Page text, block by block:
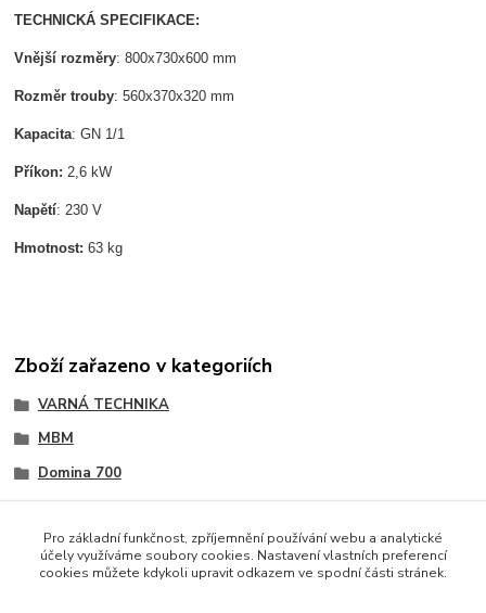
TECHNICKÁ SPECIFIKACE:
Vnější rozměry: 800x730x600 mm
Rozměr trouby: 560x370x320 mm
Kapacita: GN 1/1
Příkon: 2,6 kW
Napětí: 230 V
Hmotnost:63 kg
Zboží zařazeno v kategoriích
VARNÁ TECHNIKA
MBM
Domina 700
Ostatní zařízení
Pro základní funkčnost, zpříjemnění používání webu a analytické
účely využíváme soubory cookies. Nastavení vlastních preferencí
cookies můžete kdykoli upravit odkazem ve spodní části stránek.